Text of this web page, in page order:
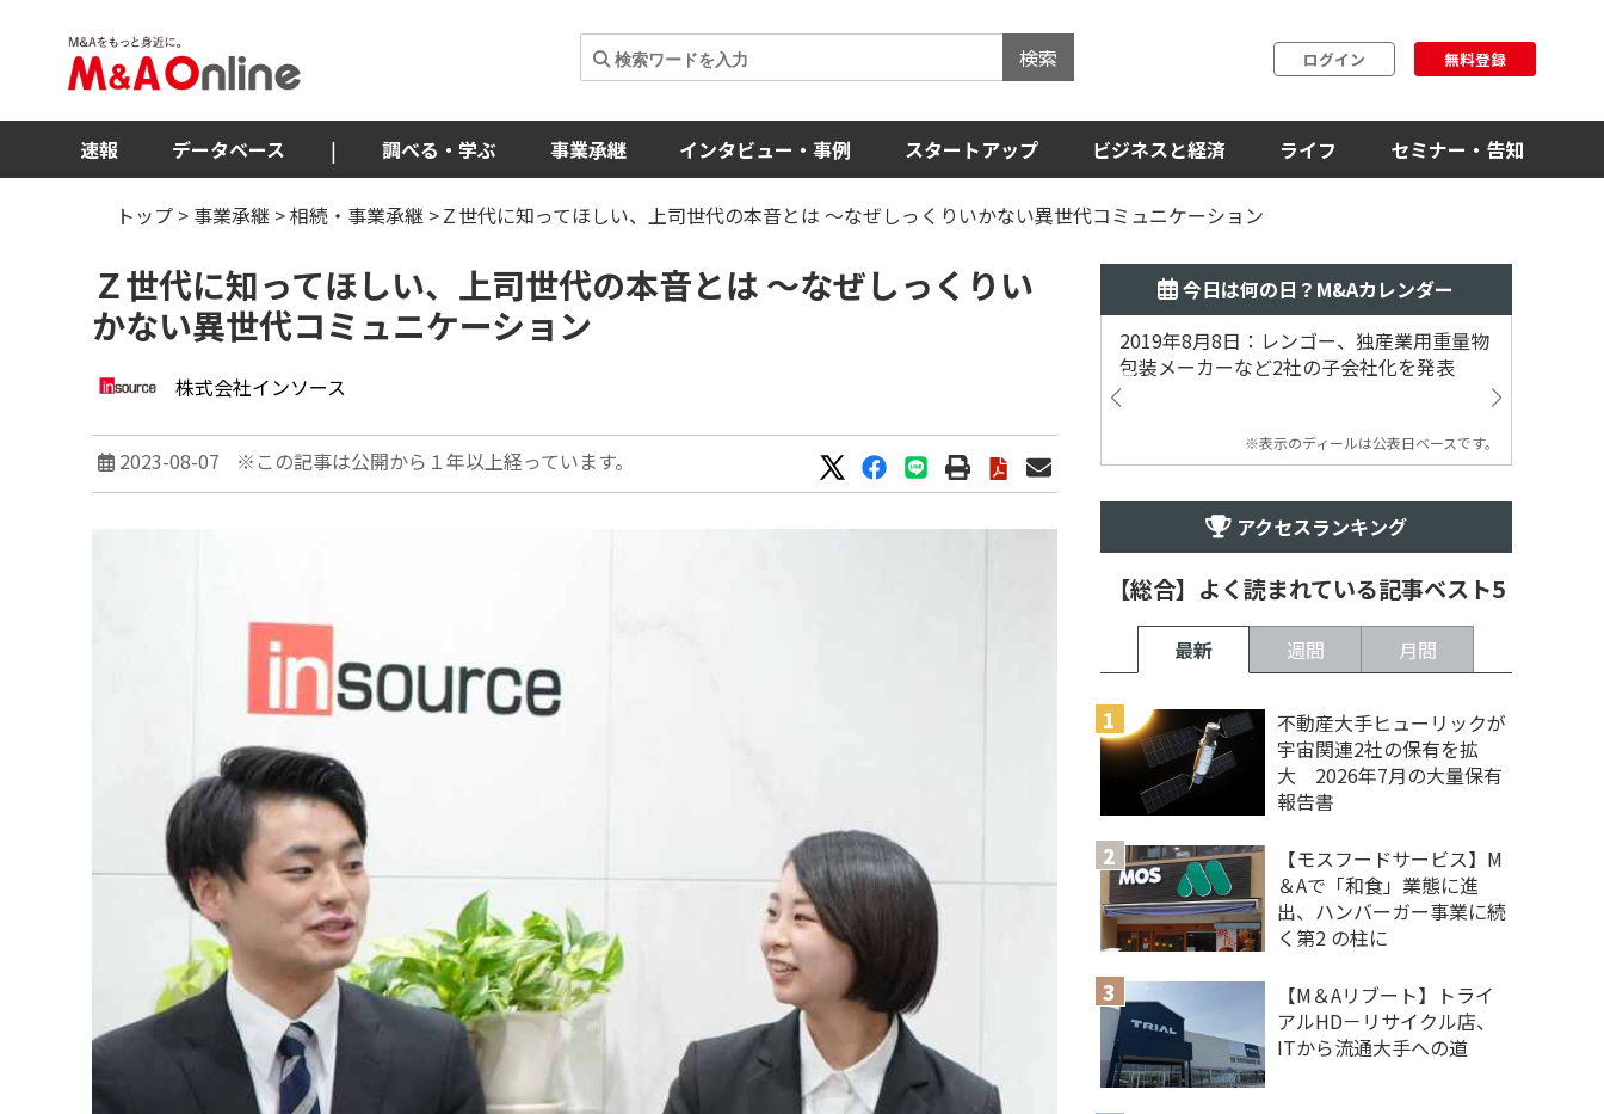
検索 ログイン 無料登録
速報 データベース | 調べる・学ぶ 事業承継 インタビュー・事例 スタートアップ ビジネスと経済 ライフ セミナー・告知
トップ > 事業承継 >相続・事業承継 >Ｚ世代に知ってほしい、上司世代の本音とは ～なぜしっくりいかない異世代コミュニケーション
Ｚ世代に知ってほしい、上司世代の本音とは ～なぜしっくりい
かない異世代コミュニケーション
株式会社インソース
2023-08-07 ※この記事は公開から１年以上経っています。
今日は何の日？M&Aカレンダー
2019年8月8日：レンゴー、独産業用重量物
包装メーカーなど2社の子会社化を発表
※表示のディールは公表日ベースです。
アクセスランキング
【総合】よく読まれている記事ベスト5
最新 週間 月間
不動産大手ヒューリックが
宇宙関連2社の保有を拡
大 2026年7月の大量保有
報告書
【モスフードサービス】M
＆Aで「和食」業態に進
出、ハンバーガー事業に続
く第2 の柱に
【M＆Aリブート】トライ
アルHD－リサイクル店、
ITから流通大手への道